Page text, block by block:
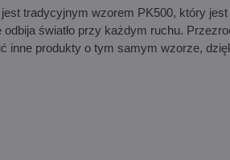
tradycyjnym wzorem PK500, który
światło przy każdym ruchu.
inne produkty o tym samym wzorze,